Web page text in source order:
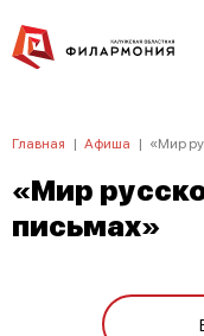
Главная | Афиша | «Мир
«Мир
письмах»